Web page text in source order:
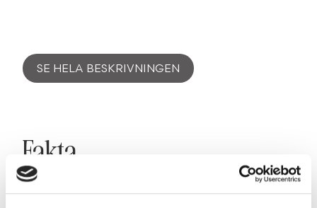
SE HELA BESKRIVNINGEN
Fakta